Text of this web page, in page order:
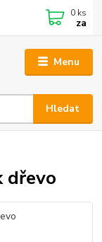
Menu
Hledat
0 ks
za
dřevo